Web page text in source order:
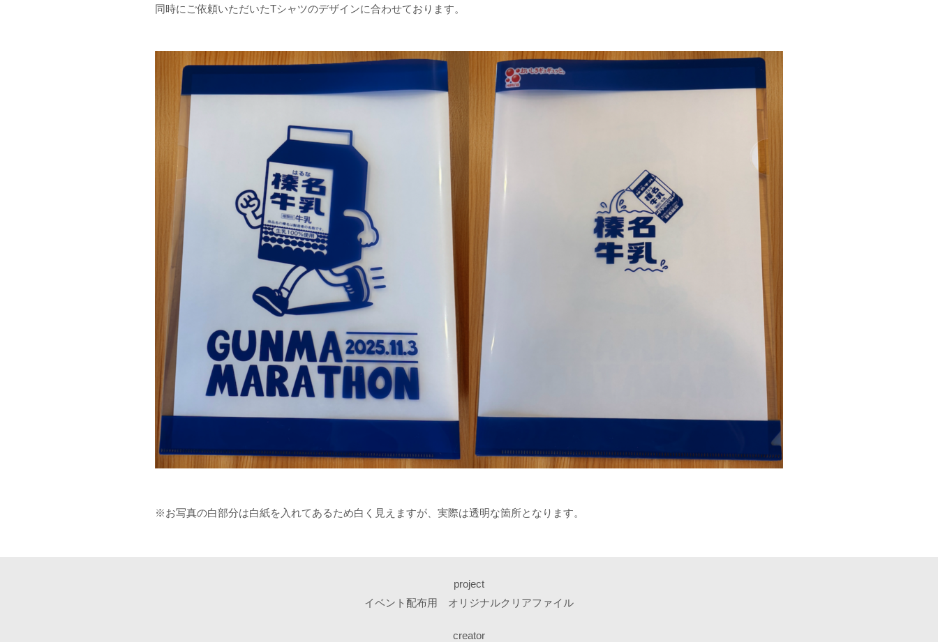
同時にご依頼いただいたTシャツのデザインに合わせております。
※お写真の白部分は白紙を入れてあるため白く見えますが、実際は透明な箇所となります。
project
イベント配布用 オリジナルクリアファイル
creator